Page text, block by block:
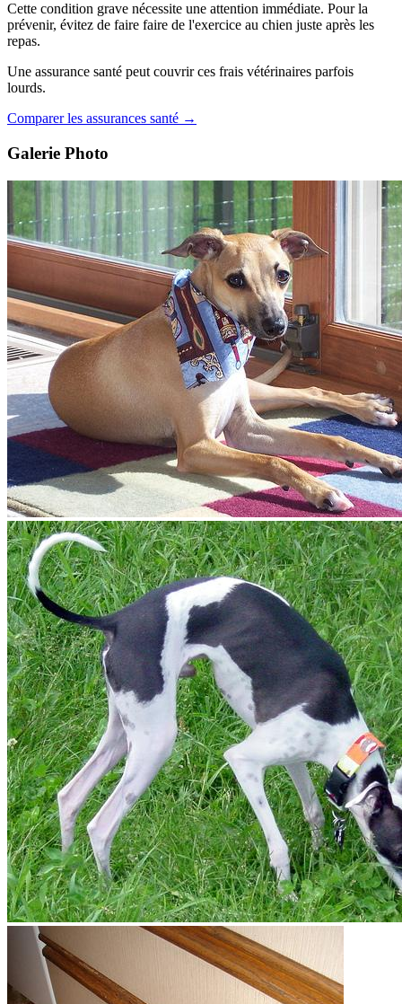
Cette condition grave nécessite une attention immédiate. Pour la
prévenir, évitez de faire faire de l'exercice au chien juste après les
repas.
Une assurance santé peut couvrir ces frais vétérinaires parfois
lourds.
Comparer les assurances santé →
Galerie Photo